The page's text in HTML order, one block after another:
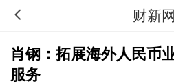
财新网
肖钢：拓展海外人民币
服务